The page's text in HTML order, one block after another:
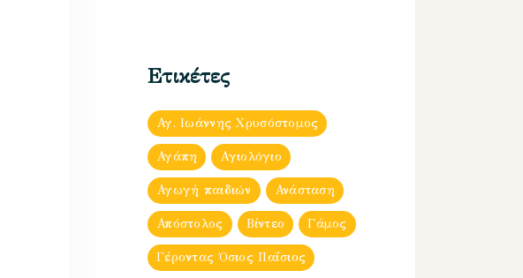
Ετικέτες
Αγ. Ιωάννης Χρυσόστομος
Αγάπη Αγιολόγιο
Αγωγή παιδιών Ανάσταση
Απόστολος Βίντεο Γάμος
Γέροντας Όσιος Παΐσιος